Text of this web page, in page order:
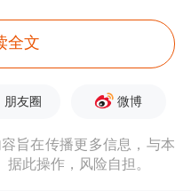
带来更大冲击。
赛尔日前警告，
恢复正常通航，
持续至2027年。
全文
朋友圈 微博
旨在传播更多信息，与本
此操作，风险自担。